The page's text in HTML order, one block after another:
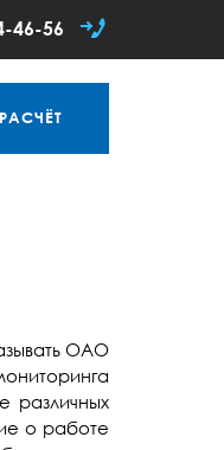
46-56
РАСЧЁТ
ОАО
различных
о работе